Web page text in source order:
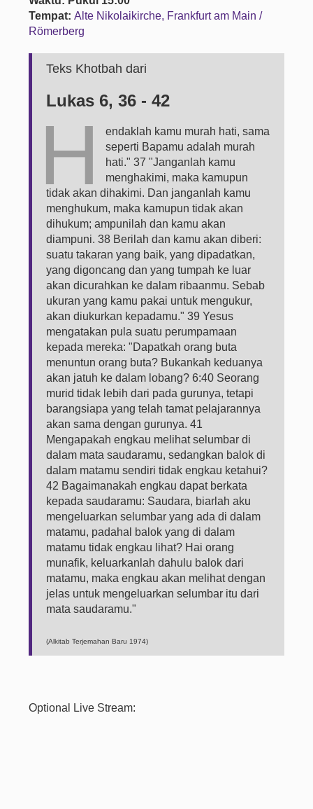
Tempat:Alte Nikolaikirche, Frankfurt am Main /
Römerberg
Teks Khotbah dari
Lukas 6, 36 - 42
H
endaklah kamu murah hati, sama
seperti Bapamu adalah murah
hati." 37 "Janganlah kamu
menghakimi, maka kamupun
tidak akan dihakimi. Dan janganlah kamu
menghukum, maka kamupun tidak akan
dihukum; ampunilah dan kamu akan
diampuni. 38 Berilah dan kamu akan diberi:
suatu takaran yang baik, yang dipadatkan,
yang digoncang dan yang tumpah ke luar
akan dicurahkan ke dalam ribaanmu. Sebab
ukuran yang kamu pakai untuk mengukur,
akan diukurkan kepadamu." 39 Yesus
mengatakan pula suatu perumpamaan
kepada mereka: "Dapatkah orang buta
menuntun orang buta? Bukankah keduanya
akan jatuh ke dalam lobang? 6:40 Seorang
murid tidak lebih dari pada gurunya, tetapi
barangsiapa yang telah tamat pelajarannya
akan sama dengan gurunya. 41
Mengapakah engkau melihat selumbar di
dalam mata saudaramu, sedangkan balok di
dalam matamu sendiri tidak engkau ketahui?
42 Bagaimanakah engkau dapat berkata
kepada saudaramu: Saudara, biarlah aku
mengeluarkan selumbar yang ada di dalam
matamu, padahal balok yang di dalam
matamu tidak engkau lihat? Hai orang
munafik, keluarkanlah dahulu balok dari
matamu, maka engkau akan melihat dengan
jelas untuk mengeluarkan selumbar itu dari
mata saudaramu."
(Alkitab Terjemahan Baru 1974)
Optional Live Stream: